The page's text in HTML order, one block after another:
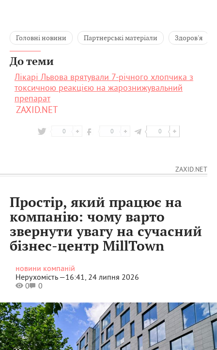
Головні новини Партнерські матеріали Здоров'я
До теми
Лікарі Львова врятували 7-річного хлопчика з
токсичною реакцією на жарознижувальний
препарат
ZAXID.NET
0 0 0
ZAXID.NET
Простір, який працює на
компанію: чому варто
звернути увагу на сучасний
бізнес-центр MillTown
новини компаній
Нерухомість —16:41, 24 липня 2026
0
0